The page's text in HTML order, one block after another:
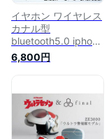
型イヤホン
イヤホン ワイヤレス
カナル型
bluetooth5.0 iphone
android Siri 対応 ノ
イズキャンセリング
トゥース 防水 運動
両耳 高音質 スポー
ツ qi 無線 ワイヤレ
ス充電 カナル
6,800円